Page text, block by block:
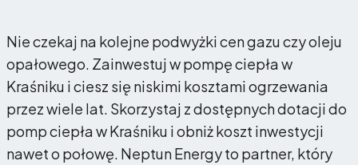
Nie czekaj na kolejne podwyżki cen gazu czy oleju
opałowego. Zainwestuj w pompę ciepła w
Kraśniku i ciesz się niskimi kosztami ogrzewania
przez wiele lat. Skorzystaj z dostępnych dotacji do
pomp ciepła w Kraśniku i obniż koszt inwestycji
nawet o połowę. Neptun Energy to partner, który